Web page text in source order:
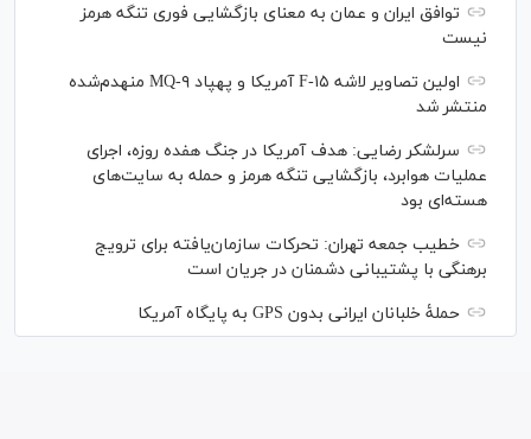
توافق ایران و عمان به معنای بازگشایی فوری تنگه هرمز
نیست
اولین تصاویر لاشه F-۱۵ آمریکا و پهپاد MQ-۹ منهدم‌شده
منتشر شد
سرلشکر رضایی: هدف آمریکا در جنگ هفده روزه، اجرای
عملیات هوابرد، بازگشایی تنگه هرمز و حمله به سایت‌های
هسته‌ای بود
خطیب جمعه تهران: تحرکات سازمان‌یافته برای ترویج
برهنگی با پشتیبانی دشمنان در جریان است
حملۀ خلبانان ایرانی بدون GPS به پایگاه آمریکا